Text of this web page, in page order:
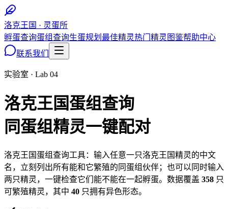
洛克王国 · 灵蛋所
孵蛋查询蛋组查询生蛋规划 最佳精灵热门精灵图鉴帮助中心
联系我们
实验室 · Lab 04
洛克王国蛋组查询
同蛋组精灵一键配对
洛克王国蛋组查询工具：输入任意一只洛克王国精灵的中文
名，立刻列出所有能和它繁殖的同蛋组伙伴；也可以同时输入
两只精灵，一键检查它们能不能在一起孵蛋。数据覆盖 358 只
可繁殖精灵，其中 40 只拥有异色形态。